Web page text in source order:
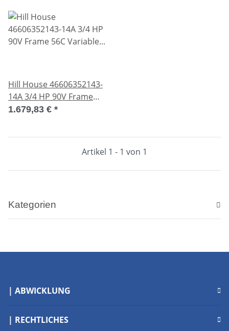
Hill House 46606352143-
14A 3/4 HP 90V Frame
56C Variable Speed DC
1.679,83 € *
Artikel 1 - 1 von 1
Kategorien
| ABWICKLUNG
| RECHTLICHES